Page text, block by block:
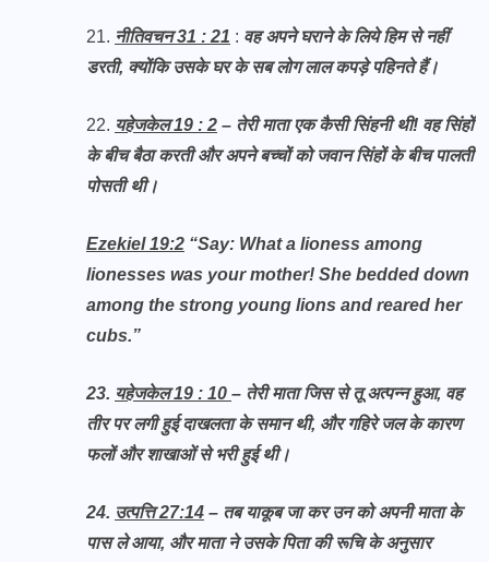
21. नीतिवचन 31 : 21 : वह अपने घराने के लिये हिम से नहीं
डरती, क्योंकि उसके घर के सब लोग लाल कपड़े पहिनते हैं।
22. यहेजकेल 19 : 2 – तेरी माता एक कैसी सिंहनी थी! वह सिंहों
के बीच बैठा करती और अपने बच्चों को जवान सिंहों के बीच पालती
पोसती थी।
Ezekiel 19:2 “Say: What a lioness among
lionesses was your mother! She bedded down
among the strong young lions and reared her
cubs.”
23. यहेजकेल 19 : 10 – तेरी माता जिस से तू अत्पन्न हुआ, वह
तीर पर लगी हुई दाखलता के समान थी, और गहिरे जल के कारण
फलों और शाखाओं से भरी हुई थी।
24. उत्पत्ति 27:14 – तब याकूब जा कर उन को अपनी माता के
पास ले आया, और माता ने उसके पिता की रूचि के अनुसार